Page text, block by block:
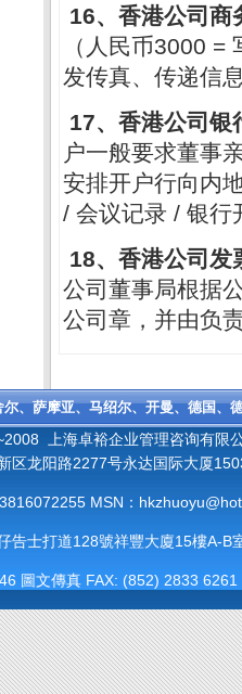
16、香港公司商
（ 人民币3000 =
发传真、传递信
17、香港公司银
户一般要求董事
安排开户行向内
/ 会议记录 / 银行
18、香港公司发
公司董事局根据
公司章，并由负
、萨摩亚、马绍尔、开曼、德国、
上海卓裕企业管理咨询有限
区龙阳路2277号永达国际大厦
MSN：
告士打道128號祥豐大廈15樓A-
圖文傳真 FAX: (852) 2833